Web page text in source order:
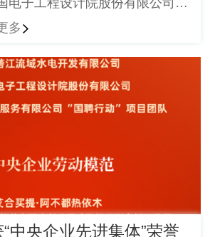
电子工程设计院股份有限公司
电子院）牵头的团体标准《数据
。
多
中央企业先进集体”荣誉